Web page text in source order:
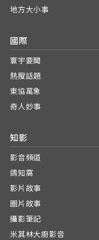
地方大小事
國際
寰宇要聞
熱搜話題
東協萬象
奇人妙事
知影
影音頻道
鴿知窩
影片故事
圖片故事
攝影筆記
米其林大廚影音